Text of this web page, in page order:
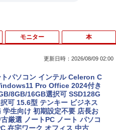
更新日時：2026/08/09 02:00
パソコン インテル Celeron C
Pro Office 2024付き
8GB/16GB選択可 SSD128G
可 15.6型 テンキー ビジネス
学生向け 初期設定不要 店長お
厳選 ノートPC ノート パソコ
在宅ワーク オフィス 中古
モニター 本